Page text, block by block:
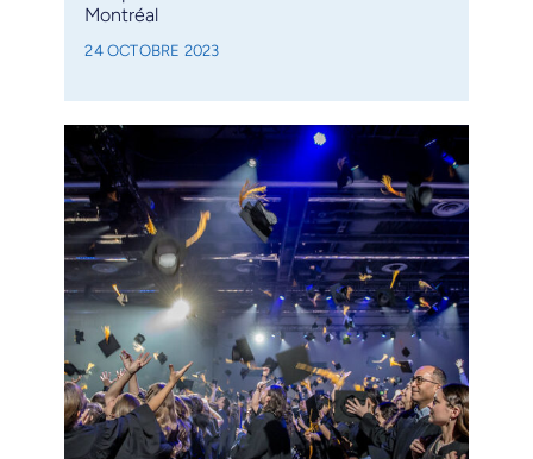
Montréal
24 OCTOBRE 2023